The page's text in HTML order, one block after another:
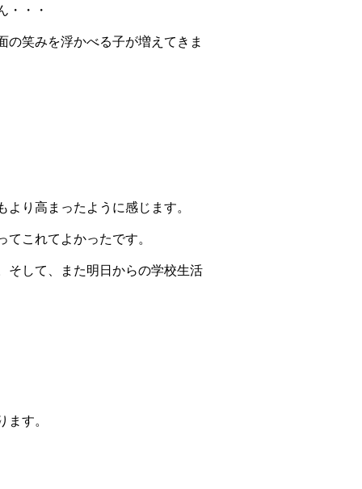
・・・
笑みを浮かべる子が増えてきま
り高まったように感じます。
これてよかったです。
そして、また明日からの学校生活
す。